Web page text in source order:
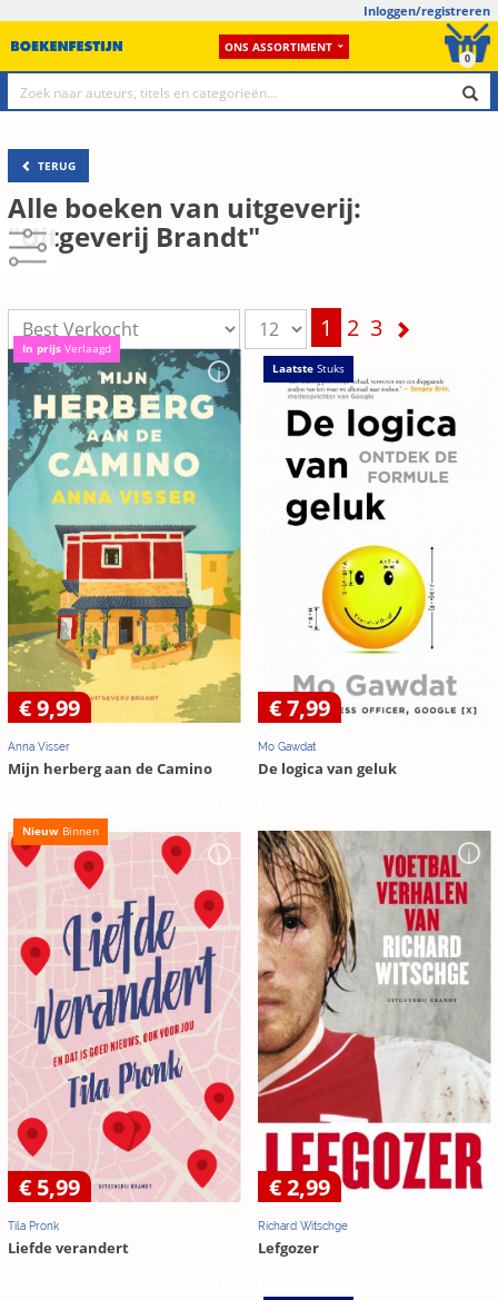
Inloggen/registreren
ONS ASSORTIMENT
0
TERUG
Alle boeken van uitgeverij:
"Uitgeverij Brandt"
1 2 3
In prijsVerlaagd
€ 9,99
Anna Visser
Mijn herberg aan de Camino
LaatsteStuks
€ 7,99
Mo Gawdat
De logica van geluk
NieuwBinnen
€ 5,99
Tila Pronk
Liefde verandert
€ 2,99
Richard Witschge
Lefgozer